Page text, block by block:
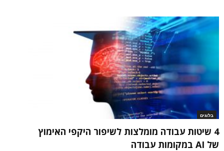
בלוגים
4 שיטות עבודה מומלצות לשיפור היקפי האימוץ
של AI במקומות עבודה